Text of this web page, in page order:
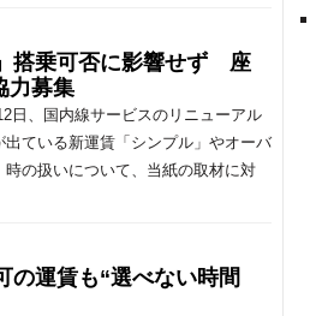
搭乗可否に影響せず 座
力募集
日、国内線サービスのリニューアル
ている新運賃「シンプル」やオーバ
の扱いについて、当紙の取材に対
の運賃も“選べない時間